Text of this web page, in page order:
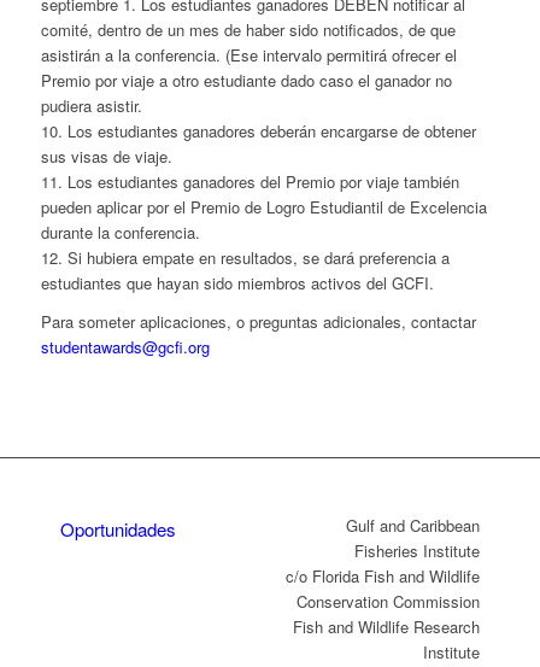
comité, dentro de un mes de haber sido notificados, de que
asistirán a la conferencia. (Ese intervalo permitirá ofrecer el
Premio por viaje a otro estudiante dado caso el ganador no
pudiera asistir.
10. Los estudiantes ganadores deberán encargarse de obtener
sus visas de viaje.
11. Los estudiantes ganadores del Premio por viaje también
pueden aplicar por el Premio de Logro Estudiantil de Excelencia
durante la conferencia.
12. Si hubiera empate en resultados, se dará preferencia a
estudiantes que hayan sido miembros activos del GCFI.
Para someter aplicaciones, o preguntas adicionales, contactar
studentawards@gcfi.org
Oportunidades
Gulf and Caribbean
Fisheries Institute
c/o Florida Fish and Wildlife
Conservation Commission
Fish and Wildlife Research
Institute